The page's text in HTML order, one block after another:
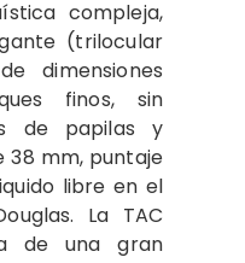
compleja,
(trilocular
dimensiones
finos, sin
de papilas y
38 mm, puntaje
libre en el
La TAC
de una gran